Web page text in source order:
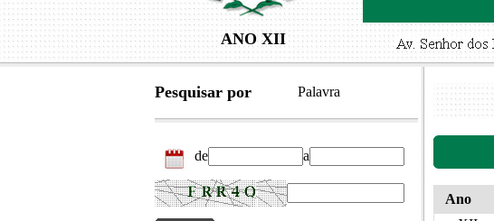
ANO XII
Pesquisar por Palavra
de a
Ano